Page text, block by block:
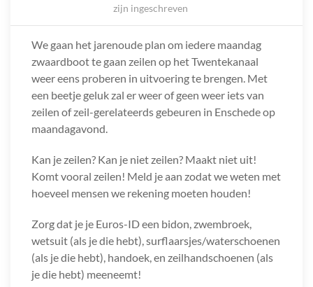
zijn ingeschreven
We gaan het jarenoude plan om iedere maandag
zwaardboot te gaan zeilen op het Twentekanaal
weer eens proberen in uitvoering te brengen. Met
een beetje geluk zal er weer of geen weer iets van
zeilen of zeil-gerelateerds gebeuren in Enschede op
maandagavond.
Kan je zeilen? Kan je niet zeilen? Maakt niet uit!
Komt vooral zeilen! Meld je aan zodat we weten met
hoeveel mensen we rekening moeten houden!
Zorg dat je je Euros-ID een bidon, zwembroek,
wetsuit (als je die hebt), surflaarsjes/waterschoenen
(als je die hebt), handoek, en zeilhandschoenen (als
je die hebt) meeneemt!